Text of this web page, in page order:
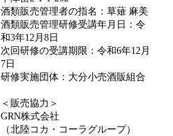
酒類販売管理者の指名：草薙 麻美
酒類販売管理研修受講年月日：令
和3年12月8日
次回研修の受講期限：令和6年12月
7日
研修実施団体：大分小売酒販組合
＜販売協力＞
GRN株式会社
（北陸コカ・コーラグループ）